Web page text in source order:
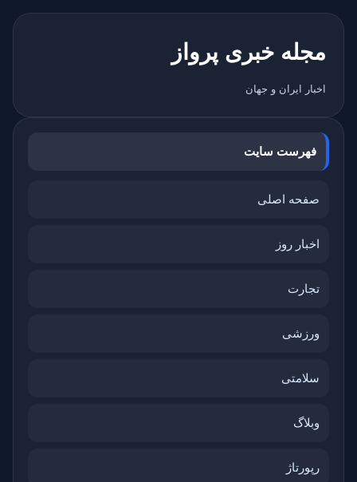
مجله خبری پرواز
اخبار ایران و جهان
فهرست سایت
صفحه اصلی
اخبار روز
تجارت
ورزشی
سلامتی
وبلاگ
رپورتاژ